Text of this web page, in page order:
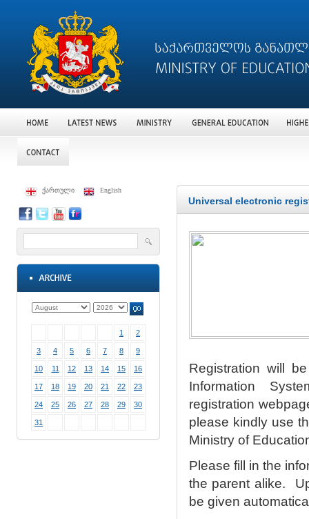
ქართული English
1 2
3 4 5 6 7 8 9
10 11 12 13 14 15 16
17 18 19 20 21 22 23
24 25 26 27 28 29 30
31
Universal electronic
Registration will
Information
registration
please kindly use
Ministry of
Please fill in the
the parent alike.
be given